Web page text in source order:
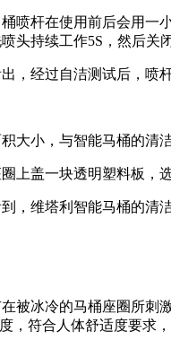
杆在使用前后会用一小
头持续工作5S，然后关
经过自洁测试后，喷杆
小，与智能马桶的清洁
盖一块透明塑料板，选
维塔利智能马桶的清洁
冰冷的马桶座圈所刺激
，符合人体舒适度要求